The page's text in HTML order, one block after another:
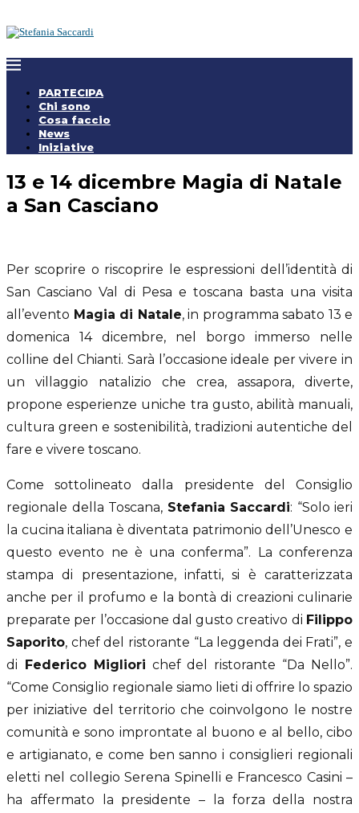
PARTECIPA
Chi sono
Cosa faccio
News
Iniziative
13 e 14 dicembre Magia di Natale
a San Casciano
Per scoprire o riscoprire le espressioni dell’identità di
San Casciano Val di Pesa e toscana basta una visita
all’evento Magia di Natale, in programma sabato 13 e
domenica 14 dicembre, nel borgo immerso nelle
colline del Chianti. Sarà l’occasione ideale per vivere in
un villaggio natalizio che crea, assapora, diverte,
propone esperienze uniche tra gusto, abilità manuali,
cultura green e sostenibilità, tradizioni autentiche del
fare e vivere toscano.
Come sottolineato dalla presidente del Consiglio
regionale della Toscana, Stefania Saccardi: “Solo ieri
la cucina italiana è diventata patrimonio dell’Unesco e
questo evento ne è una conferma”. La conferenza
stampa di presentazione, infatti, si è caratterizzata
anche per il profumo e la bontà di creazioni culinarie
preparate per l’occasione dal gusto creativo di Filippo
Saporito, chef del ristorante “La leggenda dei Frati”, e
di Federico Migliori chef del ristorante “Da Nello”.
“Come Consiglio regionale siamo lieti di offrire lo spazio
per iniziative del territorio che coinvolgono le nostre
comunità e sono improntate al buono e al bello, cibo
e artigianato, e come ben sanno i consiglieri regionali
eletti nel collegio Serena Spinelli e Francesco Casini –
ha affermato la presidente – la forza della nostra